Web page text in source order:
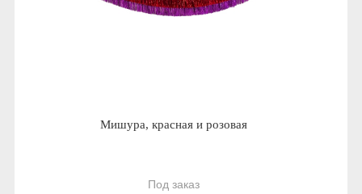
Мишура, красная и розовая
Под заказ